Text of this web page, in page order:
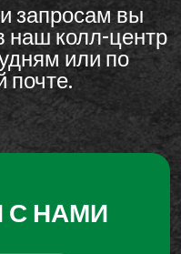
запросам вы
наш колл-центр
или по
почте.
С НАМИ